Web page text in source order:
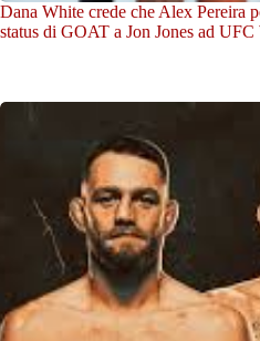
Dana White crede che Alex Pereira
status di GOAT a Jon Jones ad